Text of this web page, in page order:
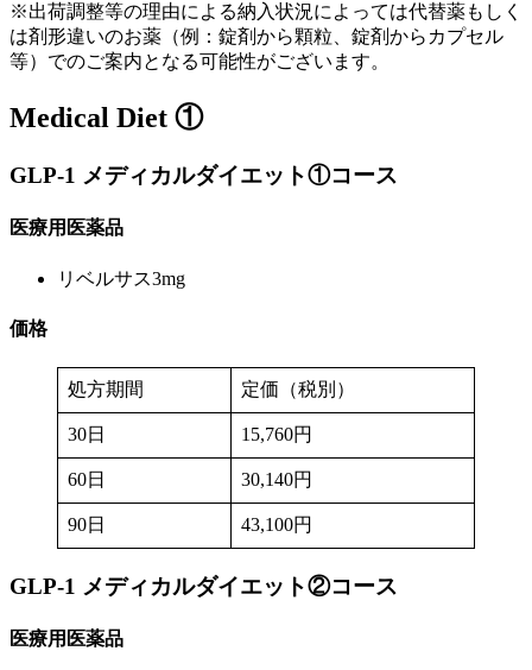
※出荷調整等の理由による納入状況によっては代替薬もしく
は剤形違いのお薬（例：錠剤から顆粒、錠剤からカプセル
等）でのご案内となる可能性がございます。
Medical Diet ①
GLP-1 メディカルダイエット①コース
医療用医薬品
リベルサス3mg
価格
処方期間 定価（税別）
30日 15,760円
60日 30,140円
90日 43,100円
GLP-1 メディカルダイエット②コース
医療用医薬品